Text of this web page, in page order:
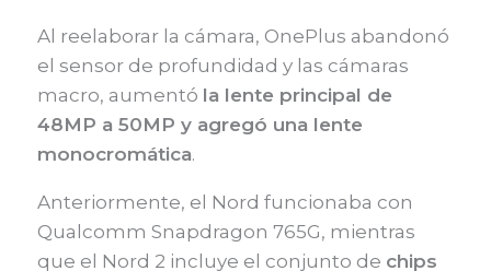
Al reelaborar la cámara, OnePlus abandonó
el sensor de profundidad y las cámaras
macro, aumentó la lente principal de
48MP a 50MP y agregó una lente
monocromática.
Anteriormente, el Nord funcionaba con
Qualcomm Snapdragon 765G, mientras
que el Nord 2 incluye el conjunto de chips